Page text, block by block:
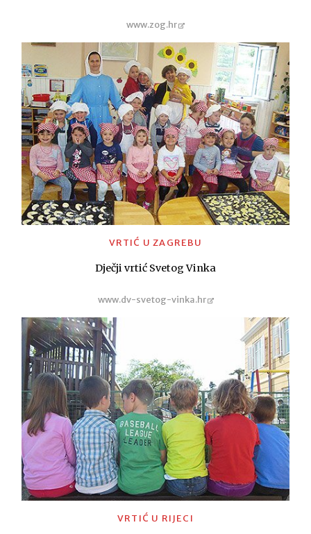
www.zog.hr
VRTIĆ U ZAGREBU
Dječji vrtić Svetog Vinka
www.dv-svetog-vinka.hr
VRTIĆ U RIJECI